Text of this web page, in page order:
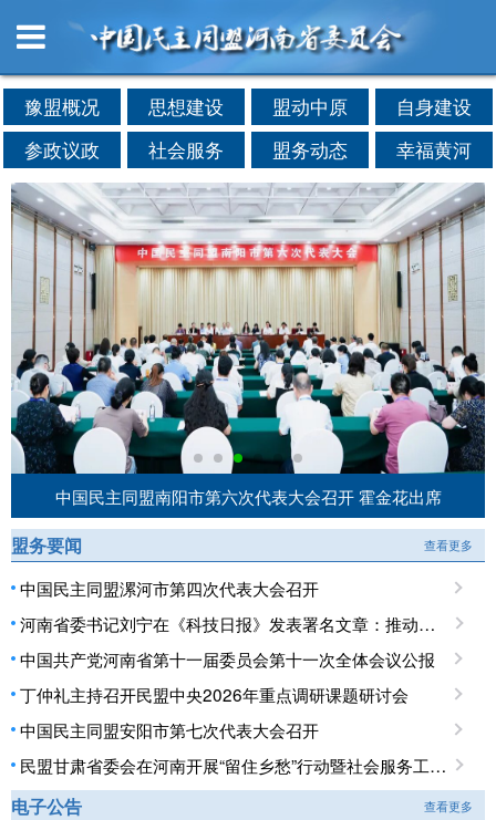
豫盟概况 思想建设 盟动中原
自身建设
参政议政
社会服务 盟务动态 幸福黄河
中国民主同盟南阳市第六次代表大会召开 霍金花出席
盟务要闻 查看更多
中国民主同盟漯河市第四次代表大会召开
河南省委书记刘宁在《科技日报》发表署名文章：推动科技创新和产业创新深度融合 提升现代化产业体系对高质量发展的支撑能力
中国共产党河南省第十一届委员会第十一次全体会议公报
丁仲礼主持召开民盟中央2026年重点调研课题研讨会
中国民主同盟安阳市第七次代表大会召开
民盟甘肃省委会在河南开展“留住乡愁”行动暨社会服务工作调研
电子公告 查看更多